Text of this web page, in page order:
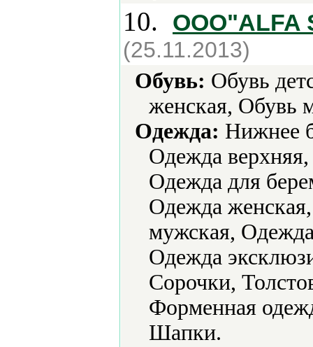
10. OOO"ALFA
(25.11.2013)
Обувь: Обувь
женская, Обувь
Одежда: Нижнее
Одежда
Одежда для
Одежда
мужская,
Одежда
Сорочки,
Форменная
Шапки.